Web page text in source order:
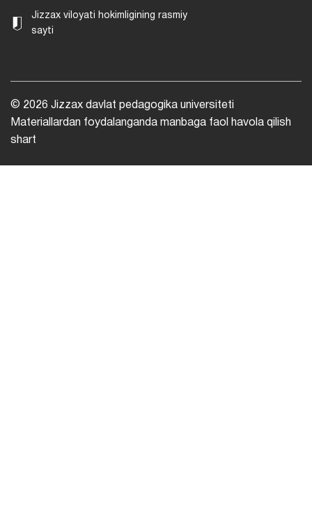
Jizzax viloyati hokimligining rasmiy
sayti
© 2026 Jizzax davlat pedagogika universiteti
Materiallardan foydalanganda manbaga faol havola qilish
shart